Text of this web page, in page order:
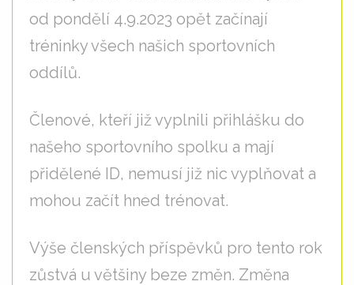
od pondělí 4.9.2023 opět začínají
tréninky všech našich sportovních
oddílů.
Členové, kteří již vyplnili přihlášku do
našeho sportovního spolku a mají
přidělené ID, nemusí již nic vyplňovat a
mohou začít hned trénovat.
Výše členských příspěvků pro tento rok
zůstvá u většiny beze změn. Změna